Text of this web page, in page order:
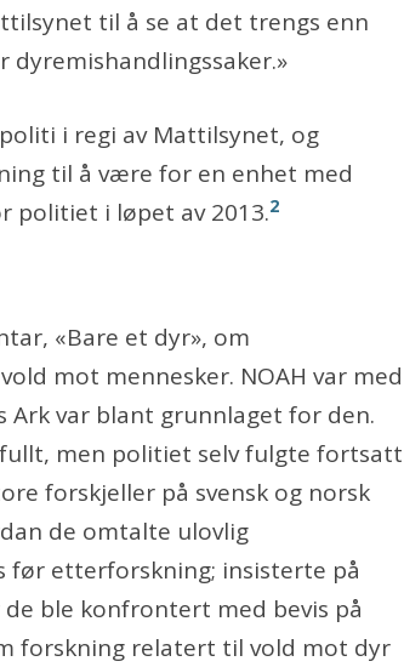
til å se at det trengs enn
i regi av Mattilsynet, og
til å være for en enhet med
politiet i løpet av 2013.2
«Bare et dyr», om
mot mennesker. NOAH var med
Ark var blant grunnlaget for den.
men politiet selv fulgte fortsatt
forskjeller på svensk og norsk
de omtalte ulovlig
før etterforskning; insisterte på
ble konfrontert med bevis på
forskning relatert til vold mot dyr